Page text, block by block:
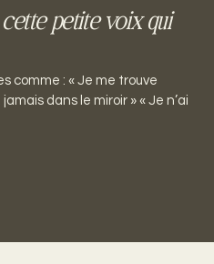
petite voix qui
comme : « Je me trouve
dans le miroir » « Je n’ai